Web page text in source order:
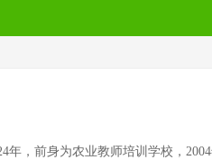
年，前身为农业教师培训学校，